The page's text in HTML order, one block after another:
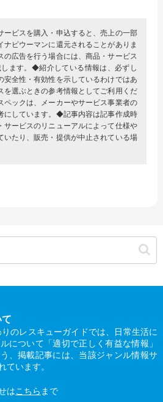
ビスを購入・申込すると、売上の一部
ナビウーマンに還元されることがありま
広告を行う場合には、商品・サービス
ます。◆紹介している情報は、必ずし
安全性・有効性を示しているわけではあ
を選ぶときの参考情報としてご利用くだ
ックは、メーカーやサービス事業者の
にしています。◆記事内容は記事作成時
サービスのリニューアルによって仕様や
いたり、販売・提供が中止されている場
のレスキューガイドでは、日常生活に
について「適切で正しく有益な情報」
、掲載記事には、当該ジャンル情報サ
ています。
はこちら まで